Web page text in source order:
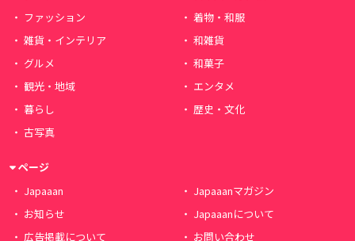
ファッション
着物・和服
雑貨・インテリア
和雑貨
グルメ
和菓子
観光・地域
エンタメ
暮らし
歴史・文化
古写真
ページ
Japaaan
Japaaanマガジン
お知らせ
Japaaanについて
広告掲載について
お問い合わせ